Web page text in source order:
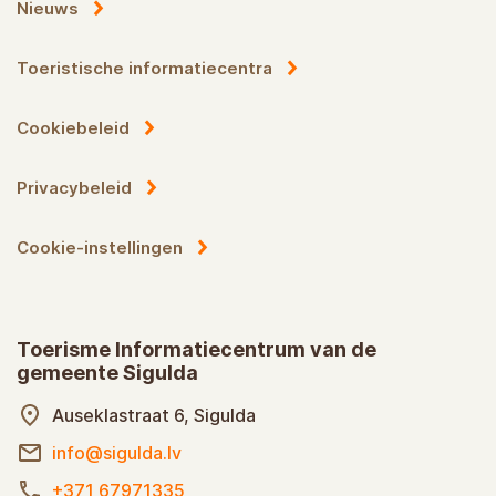
Nieuws
Toeristische informatiecentra
Cookiebeleid
Privacybeleid
Cookie-instellingen
Toerisme Informatiecentrum van de
gemeente Sigulda
Auseklastraat 6, Sigulda
info@sigulda.lv
+371 67971335